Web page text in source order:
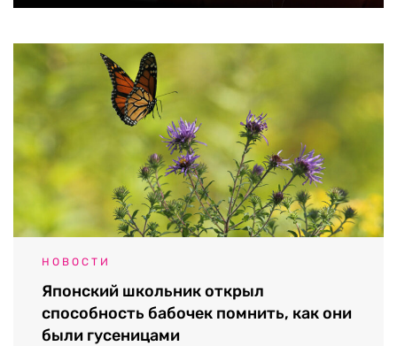
НОВОСТИ
Японский школьник открыл
способность бабочек помнить, как они
были гусеницами